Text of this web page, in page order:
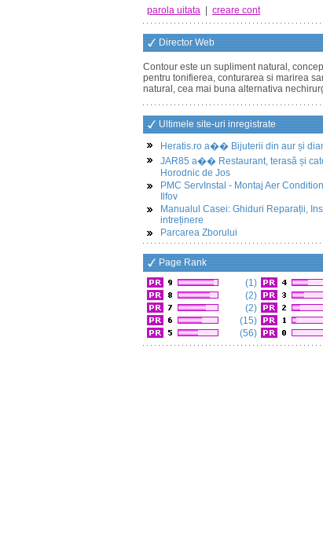
parola uitata creare cont
Director Web
Contour este un supliment natural,
pentru tonifierea, conturarea si marirea
natural, cea mai buna alternativa
Ultimele site-uri inregistrate
Heratis.ro a�� Bijuterii din aur și
JAR85 a�� Restaurant, terasă și
Horodnic de Jos
PMC ServInstal - Montaj Aer
Ilfov
Manualul Casei: Ghiduri Reparații,
intreținere
Parcarea Zborului
Page Rank
(1)
(2)
(2)
(15)
(56)